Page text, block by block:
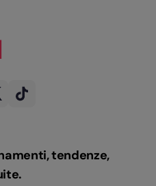
tendenze,